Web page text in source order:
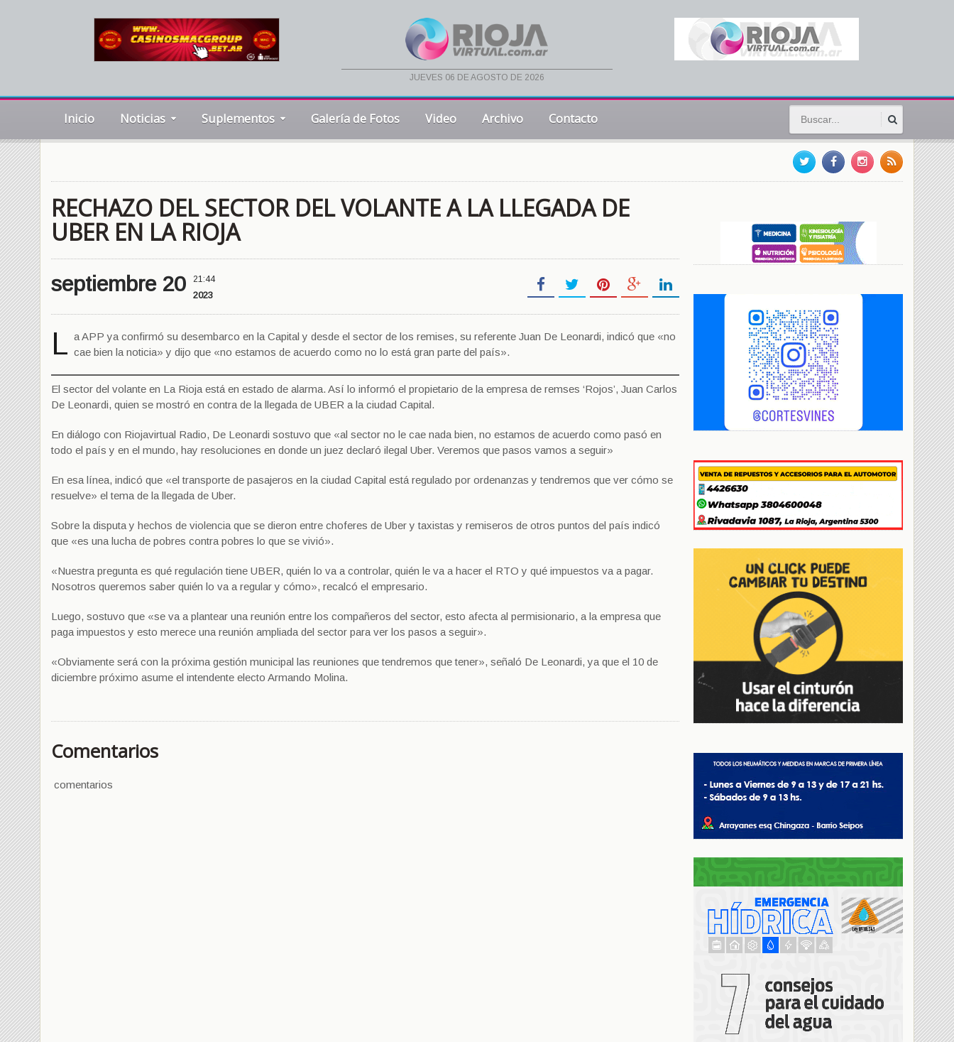
jueves 06 de agosto de 2026
Inicio Noticias Suplementos Galería de Fotos Video Archivo Contacto
RECHAZO DEL SECTOR DEL VOLANTE A LA LLEGADA DE
UBER EN LA RIOJA
septiembre 20 21:44
2023
L a APP ya confirmó su desembarco en la Capital y desde el sector de los remises, su referente Juan De Leonardi, indicó que «no
cae bien la noticia» y dijo que «no estamos de acuerdo como no lo está gran parte del país».
El sector del volante en La Rioja está en estado de alarma. Así lo informó el propietario de la empresa de remses ‘Rojos’, Juan Carlos
De Leonardi, quien se mostró en contra de la llegada de UBER a la ciudad Capital.
En diálogo con Riojavirtual Radio, De Leonardi sostuvo que «al sector no le cae nada bien, no estamos de acuerdo como pasó en
todo el país y en el mundo, hay resoluciones en donde un juez declaró ilegal Uber. Veremos que pasos vamos a seguir»
En esa línea, indicó que «el transporte de pasajeros en la ciudad Capital está regulado por ordenanzas y tendremos que ver cómo se
resuelve» el tema de la llegada de Uber.
Sobre la disputa y hechos de violencia que se dieron entre choferes de Uber y taxistas y remiseros de otros puntos del país indicó
que «es una lucha de pobres contra pobres lo que se vivió».
«Nuestra pregunta es qué regulación tiene UBER, quién lo va a controlar, quién le va a hacer el RTO y qué impuestos va a pagar.
Nosotros queremos saber quién lo va a regular y cómo», recalcó el empresario.
Luego, sostuvo que «se va a plantear una reunión entre los compañeros del sector, esto afecta al permisionario, a la empresa que
paga impuestos y esto merece una reunión ampliada del sector para ver los pasos a seguir».
«Obviamente será con la próxima gestión municipal las reuniones que tendremos que tener», señaló De Leonardi, ya que el 10 de
diciembre próximo asume el intendente electo Armando Molina.
Comentarios
comentarios